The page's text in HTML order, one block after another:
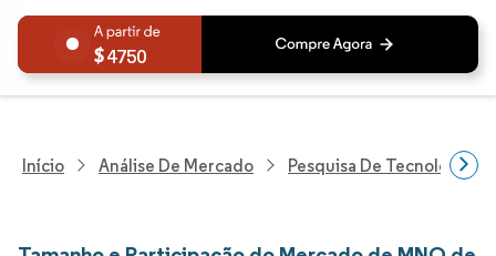
4750
Início Análise De Mercado Pesquisa De Tecnologia,